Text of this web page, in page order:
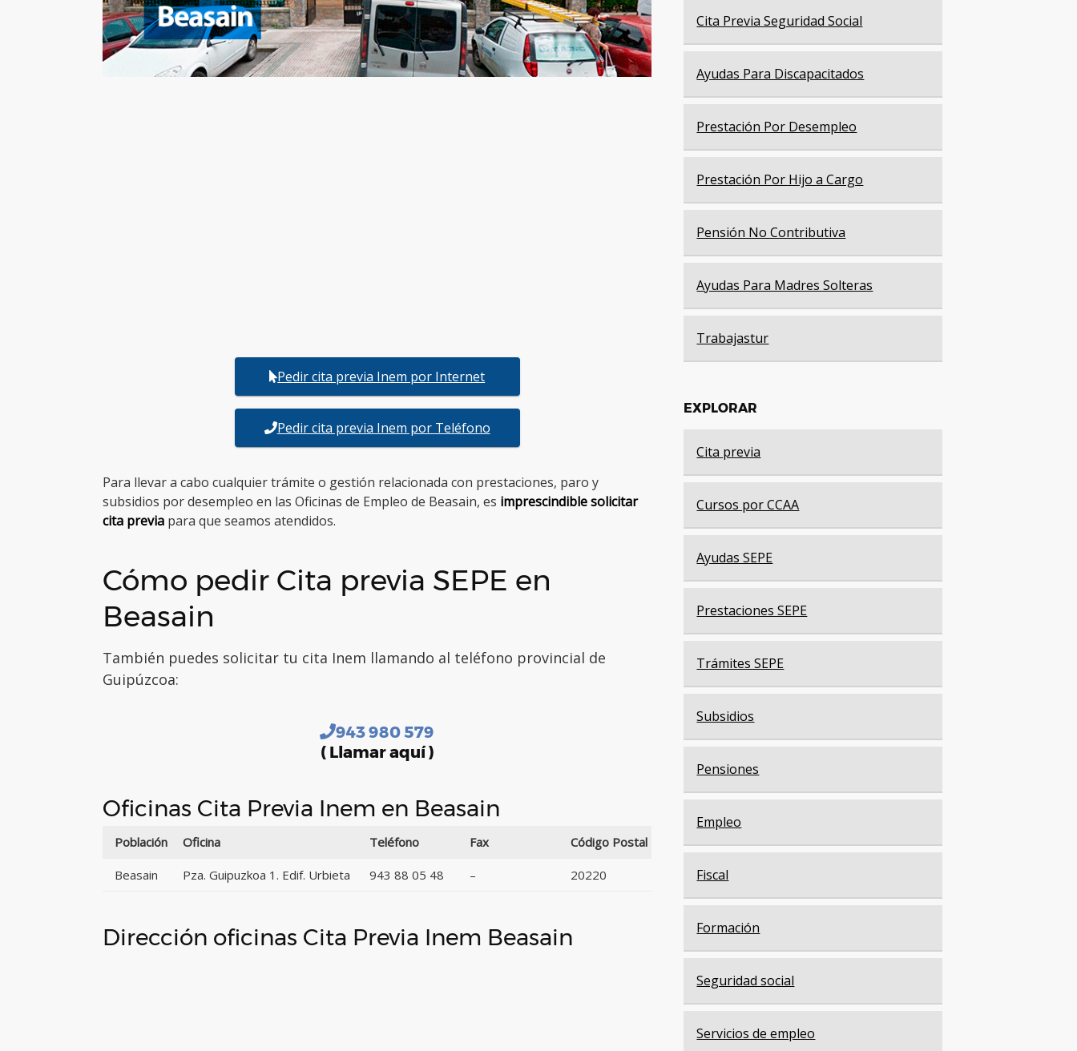
Pedir cita previa Inem por Internet
Pedir cita previa Inem por Teléfono
Para llevar a cabo cualquier trámite o gestión relacionada con prestaciones, paro y
subsidios por desempleo en las Oficinas de Empleo de Beasain, es imprescindible solicitar
cita previa para que seamos atendidos.
Cómo pedir Cita previa SEPE en
Beasain
También puedes solicitar tu cita Inem llamando al teléfono provincial de
Guipúzcoa:
943 980 579
( Llamar aquí )
Oficinas Cita Previa Inem en Beasain
Población Oficina Teléfono Fax Código Postal
Beasain Pza. Guipuzkoa 1. Edif. Urbieta 943 88 05 48 – 20220
Dirección oficinas Cita Previa Inem Beasain
Cita Previa Seguridad Social
Ayudas Para Discapacitados
Prestación Por Desempleo
Prestación Por Hijo a Cargo
Pensión No Contributiva
Ayudas Para Madres Solteras
Trabajastur
EXPLORAR
Cita previa
Cursos por CCAA
Ayudas SEPE
Prestaciones SEPE
Trámites SEPE
Subsidios
Pensiones
Empleo
Fiscal
Formación
Seguridad social
Servicios de empleo